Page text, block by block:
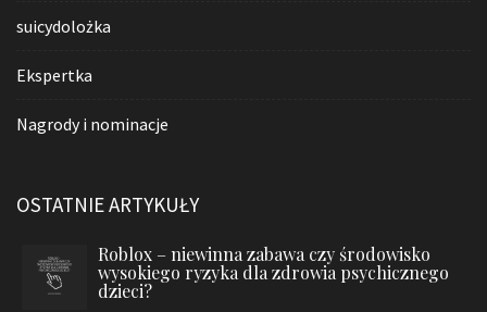
suicydolożka
Ekspertka
Nagrody i nominacje
OSTATNIE ARTYKUŁY
Roblox – niewinna zabawa czy środowisko
wysokiego ryzyka dla zdrowia psychicznego
dzieci?